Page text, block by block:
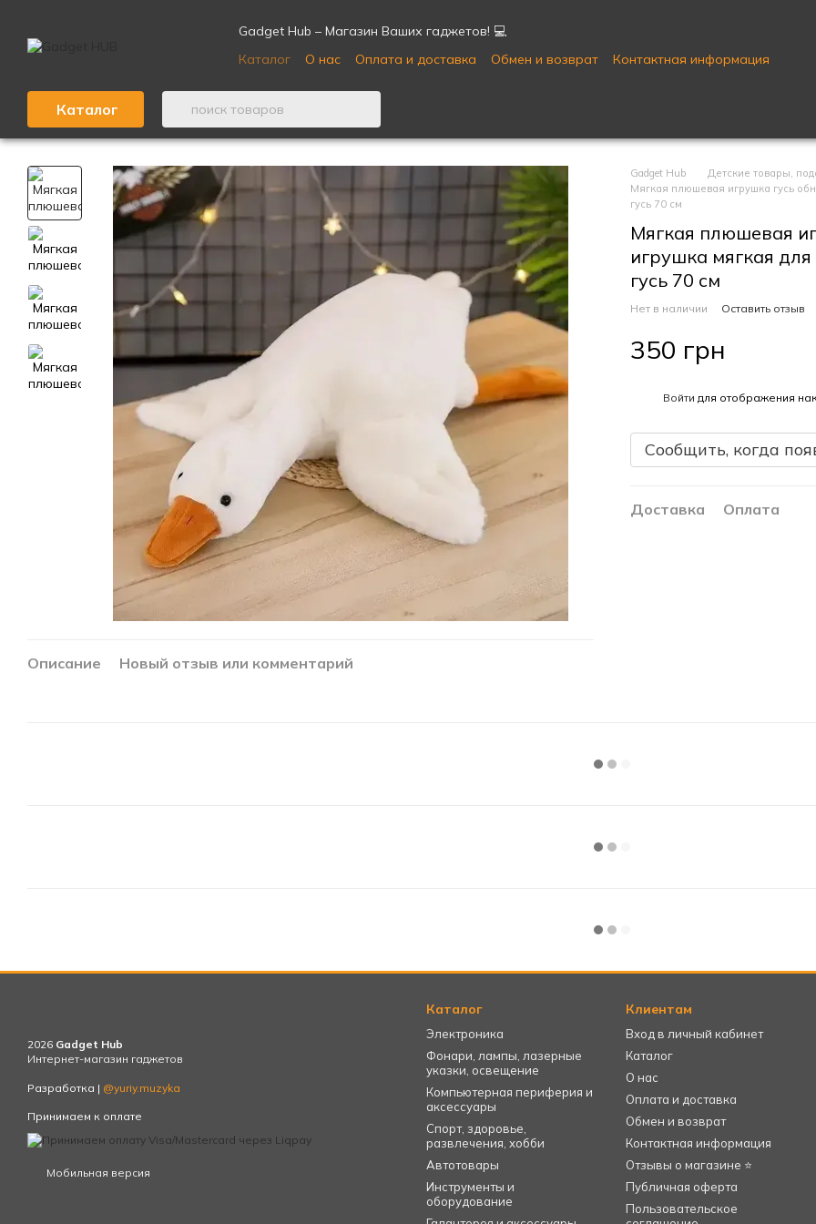
Gadget Hub – Магазин Ваших гаджетов! 💻
Каталог
О нас Оплата и доставка Обмен и возврат
Контактная информация
Каталог
Описание Новый отзыв или комментарий
Gadget Hub
Детские товары,
Мягкая плюшевая игрушка гусь
гусь 70 см
Мягкая плюшевая
игрушка мягкая
гусь 70 см
Нет в наличии Оставить отзыв
350 грн
Войти для отображения
Сообщить, когда
Доставка Оплата
2026 Gadget Hub
Интернет-магазин гаджетов
Разработка | @yuriy.muzyka
Принимаем к оплате
Мобильная версия
Каталог
Электроника
Фонари, лампы, лазерные
указки, освещение
Компьютерная периферия и
аксессуары
Спорт, здоровье,
развлечения, хобби
Автотовары
Инструменты и
оборудование
Клиентам
Вход в личный кабинет
Каталог
О нас
Оплата и доставка
Обмен и возврат
Контактная информация
Отзывы о магазине ⭐
Публичная оферта
Пользовательское